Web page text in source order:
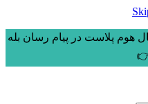
هوم پلاست در پیام رسان بله